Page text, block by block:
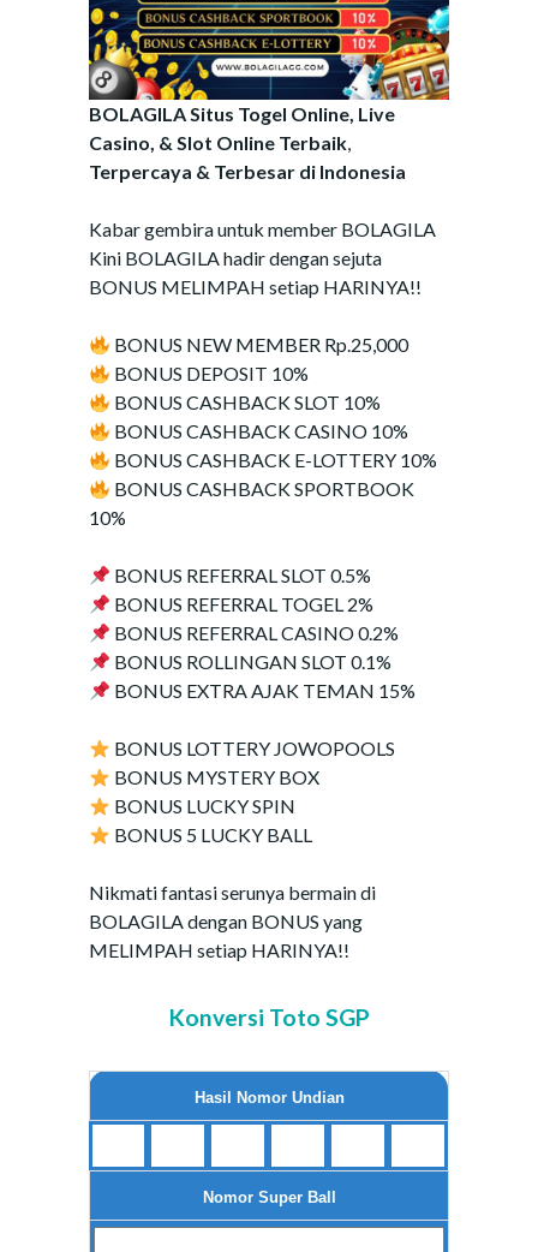
BOLAGILA Situs Togel Online, Live
Casino, & Slot Online Terbaik,
Terpercaya & Terbesar di Indonesia
Kabar gembira untuk member BOLAGILA
Kini BOLAGILA hadir dengan sejuta
BONUS MELIMPAH setiap HARINYA!!
BONUS NEW MEMBER Rp.25,000
BONUS DEPOSIT 10%
BONUS CASHBACK SLOT 10%
BONUS CASHBACK CASINO 10%
BONUS CASHBACK E-LOTTERY 10%
BONUS CASHBACK SPORTBOOK
10%
BONUS REFERRAL SLOT 0.5%
BONUS REFERRAL TOGEL 2%
BONUS REFERRAL CASINO 0.2%
BONUS ROLLINGAN SLOT 0.1%
BONUS EXTRA AJAK TEMAN 15%
BONUS LOTTERY JOWOPOOLS
BONUS MYSTERY BOX
BONUS LUCKY SPIN
BONUS 5 LUCKY BALL
Nikmati fantasi serunya bermain di
BOLAGILA dengan BONUS yang
MELIMPAH setiap HARINYA!!
Konversi Toto SGP
Hasil Nomor Undian
Nomor Super Ball